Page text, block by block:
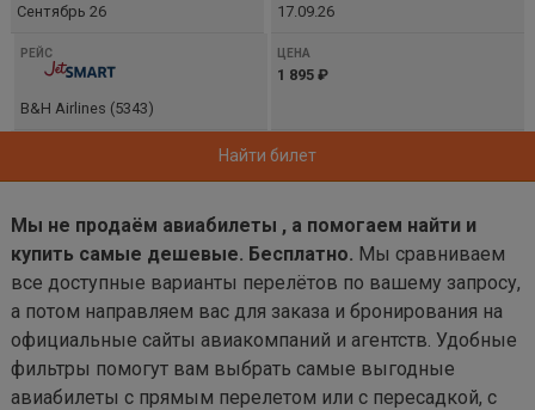
Сентябрь 26 17.09.26
B&H Airlines (5343)
1 895 ₽
Найти билет
Мы не продаём авиабилеты , а помогаем найти и
купить самые дешевые. Бесплатно. Мы сравниваем
все доступные варианты перелётов по вашему запросу,
а потом направляем вас для заказа и бронирования на
официальные сайты авиакомпаний и агентств. Удобные
фильтры помогут вам выбрать самые выгодные
авиабилеты с прямым перелетом или с пересадкой, с